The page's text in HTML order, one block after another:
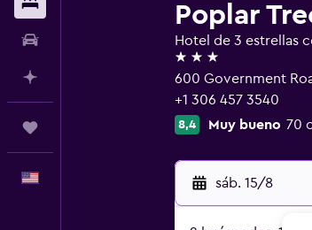
Poplar
Hotel de 3 estrellas
3 estrellas
600 Government
+1 306 457 3540
8,4 Muy bueno 70
sáb. 15/8